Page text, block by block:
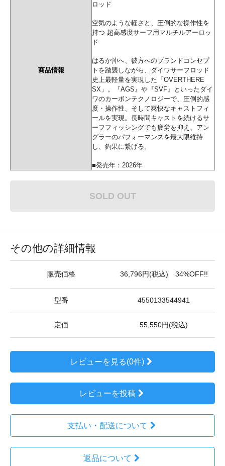
商品情報
ロッド
空気のような軽さと、圧倒的な操作性を
持つ 超高感度サーフ用マルチルアーロッ
ド
はるか沖へ、彼方へのブランドコンセプ
トを踏襲しながら、ダイワサーフロッド
史上最軽量を実現した「OVERTHERE
SX」。『AGS』や『SVF』といったダイ
ワのカーボンテクノロジーで、圧倒的感
度・操作性、そして爽快なキャストフィ
ールを実現。長時間キャストを続けるサ
ーフフィッシングでも疲労を抑え、アン
グラーのパフォーマンスを最大限維持
し、釣果に繋げる。
■発売年：2026年
SOLD OUT
その他の詳細情報
販売価格 36,796円(税込) 34%OFF!!
型番 4550133544941
定価 55,550円(税込)
レビューを見る(0件)
レビューを投稿
支払い・配送について
返品について